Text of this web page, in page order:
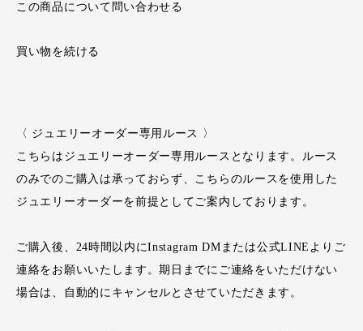
この商品について問い合わせる
買い物を続ける
〈 ジュエリーオーダー専用ルース 〉
こちらはジュエリーオーダー専用ルースとなります。ルース
のみでのご購入は承っておらず、こちらのルースを使用した
ジュエリーオーダーを前提としてご案内しております。
ご購入後、24時間以内にInstagram DMまたは公式LINEよりご
連絡をお願いいたします。期日までにご連絡をいただけない
場合は、自動的にキャンセルとさせていただきます。